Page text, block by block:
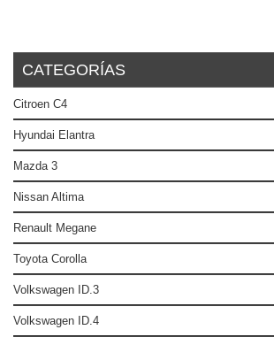
CATEGORÍAS
Citroen C4
Hyundai Elantra
Mazda 3
Nissan Altima
Renault Megane
Toyota Corolla
Volkswagen ID.3
Volkswagen ID.4